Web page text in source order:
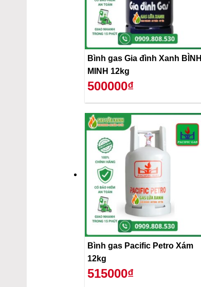
Bình gas Gia đình Xanh BÌNH
MINH 12kg
500000₫
Bình gas Pacific Petro Xám
12kg
515000₫